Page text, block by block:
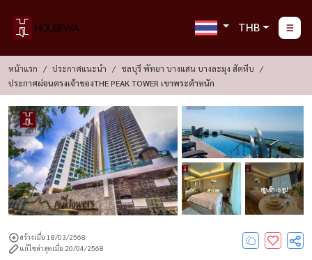
THB
หน้าแรก ประกาศแนะนำ
ชลบุรี พัทยา บางแสน บางละมุง สัตหีบ
ประกาศผ่อนตรงเจ้าของTHE PEAK TOWER เขาพระตำหนัก
ดูรูปอีก : 6 รูป
สร้างเมื่อ 18/03/2568
แก้ไขล่าสุดเมื่อ 20/04/2568